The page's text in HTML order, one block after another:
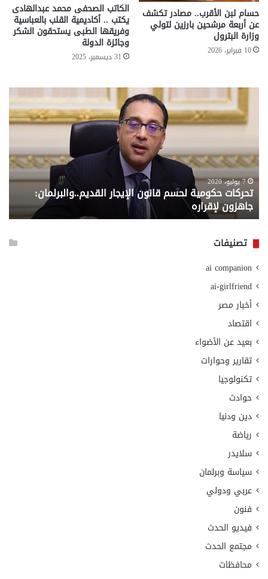
حسام لبن الأقرب.. مصادر تكشف
عن أربعة مرشحين بارزين لتولي
وزارة البترول
10 فبراير، 2026
الكاتب الصحفى محمد عبدالهادى
يكتب .. أكاديمية القلب بالعباسية
وفريقها الطبى يستحقون الشكر
وجائزة الدولة
31 ديسمبر، 2025
تحركات
حكومية
لحسم
قانون
القديم..والبرلمان:
جاهزون
لإقراره
7 يوليو، 2020
تحركات حكومية لحسم قانون الإيجار القديم..والبرلمان:
جاهزون لإقراره
..
من
تصنيفات
ai companion
ai-girlfriend
أخبار مصر
اقتصاد
بعيد عن الأضواء
تقارير وحوارات
تكنولوجيا
حوادث
دين ودنيا
رياضة
سلايدر
سياسة وبرلمان
عربي ودولي
فنون
فيديو الحدث
مجتمع الحدث
محافظات